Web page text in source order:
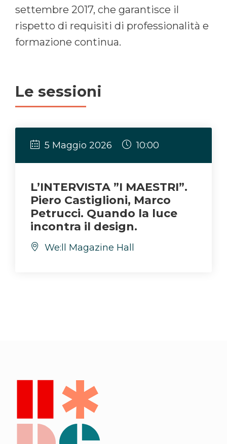
settembre 2017, che garantisce il
rispetto di requisiti di professionalità e
formazione continua.
Le sessioni
5 Maggio 2026 10:00
L’INTERVISTA ”I MAESTRI”.
Piero Castiglioni, Marco
Petrucci. Quando la luce
incontra il design.
We:ll Magazine Hall